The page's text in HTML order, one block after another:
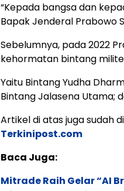
“Kepada bangsa dan
Bapak Jenderal Prabowo
Sebelumnya, pada 2022
kehormatan bintang
Yaitu Bintang Yudha
Bintang Jalasena Utama;
Artikel di atas juga sudah
Terkinipost.com
Baca Juga:
Mitrade Raih Gelar “AI